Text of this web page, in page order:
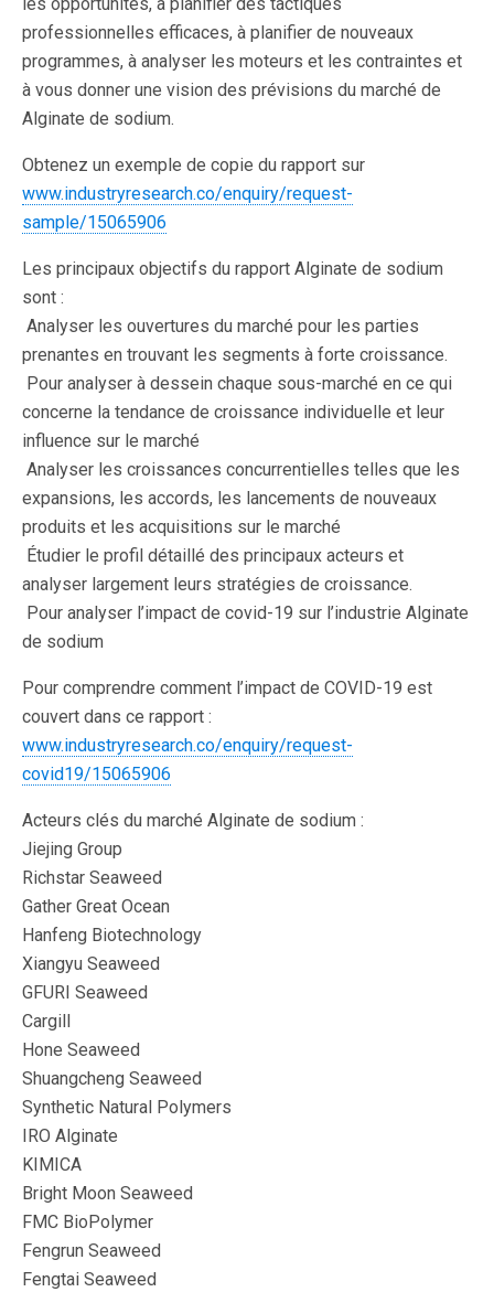
professionnelles efficaces, à planifier de nouveaux
programmes, à analyser les moteurs et les contraintes et
à vous donner une vision des prévisions du marché de
Alginate de sodium.
Obtenez un exemple de copie du rapport sur
www.industryresearch.co/enquiry/request-
sample/15065906
Les principaux objectifs du rapport Alginate de sodium
sont :
 Analyser les ouvertures du marché pour les parties
prenantes en trouvant les segments à forte croissance.
 Pour analyser à dessein chaque sous-marché en ce qui
concerne la tendance de croissance individuelle et leur
influence sur le marché
 Analyser les croissances concurrentielles telles que les
expansions, les accords, les lancements de nouveaux
produits et les acquisitions sur le marché
 Étudier le profil détaillé des principaux acteurs et
analyser largement leurs stratégies de croissance.
 Pour analyser l’impact de covid-19 sur l’industrie Alginate
de sodium
Pour comprendre comment l’impact de COVID-19 est
couvert dans ce rapport :
www.industryresearch.co/enquiry/request-
covid19/15065906
Acteurs clés du marché Alginate de sodium :
Jiejing Group
Richstar Seaweed
Gather Great Ocean
Hanfeng Biotechnology
Xiangyu Seaweed
GFURI Seaweed
Cargill
Hone Seaweed
Shuangcheng Seaweed
Synthetic Natural Polymers
IRO Alginate
KIMICA
Bright Moon Seaweed
FMC BioPolymer
Fengrun Seaweed
Fengtai Seaweed